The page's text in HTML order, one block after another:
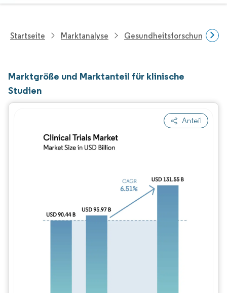
Startseite Marktanalyse Gesundheitsforschung
Marktgröße und Marktanteil für klinische
Studien
Anteil